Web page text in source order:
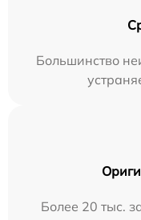
Большинство
Более 20 тыс.